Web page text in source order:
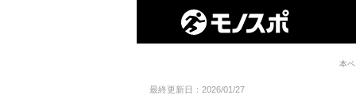
本
最終更新日：2026/01/27